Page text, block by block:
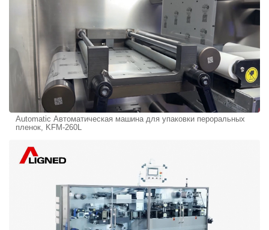
Automatic Автоматическая машина для упаковки пероральных
пленок, KFM-260L